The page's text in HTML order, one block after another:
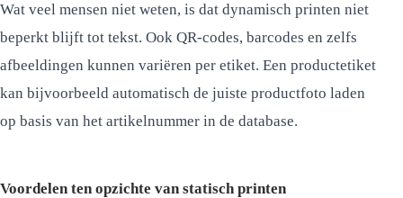
Wat veel mensen niet weten, is dat dynamisch printen niet
beperkt blijft tot tekst. Ook QR-codes, barcodes en zelfs
afbeeldingen kunnen variëren per etiket. Een productetiket
kan bijvoorbeeld automatisch de juiste productfoto laden
op basis van het artikelnummer in de database.
Voordelen ten opzichte van statisch printen